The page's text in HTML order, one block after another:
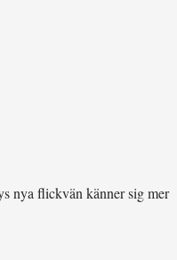
nya flickvän känner sig mer